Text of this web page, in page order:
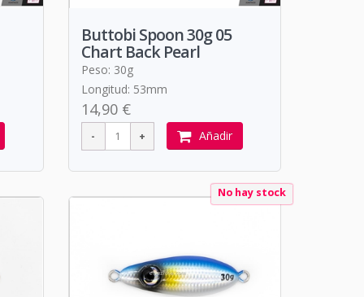
Buttobi Spoon 30g 05
Chart Back Pearl
Peso: 30g
Longitud: 53mm
14,90 €
Añadir
No hay stock